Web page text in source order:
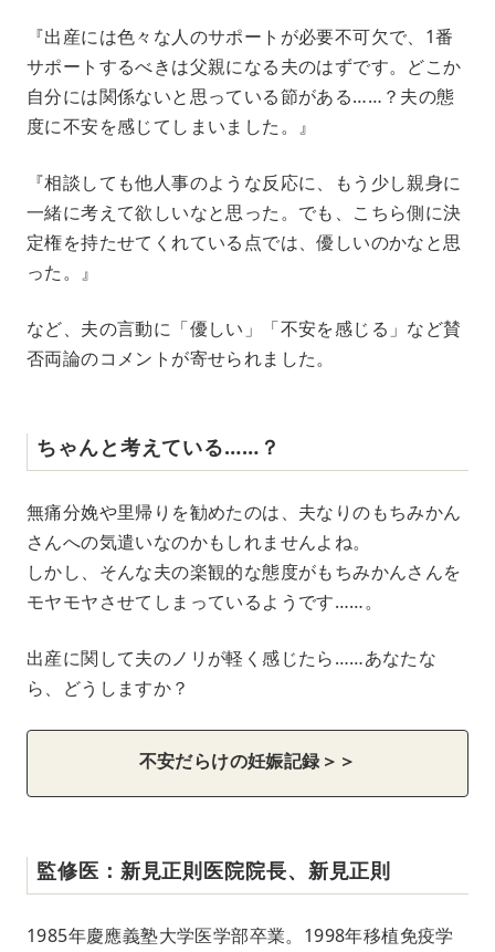
『出産には色々な人のサポートが必要不可欠で、1番
サポートするべきは父親になる夫のはずです。どこか
自分には関係ないと思っている節がある……？夫の態
度に不安を感じてしまいました。』
『相談しても他人事のような反応に、もう少し親身に
一緒に考えて欲しいなと思った。でも、こちら側に決
定権を持たせてくれている点では、優しいのかなと思
った。』
など、夫の言動に「優しい」「不安を感じる」など賛
否両論のコメントが寄せられました。
ちゃんと考えている……？
無痛分娩や里帰りを勧めたのは、夫なりのもちみかん
さんへの気遣いなのかもしれませんよね。
しかし、そんな夫の楽観的な態度がもちみかんさんを
モヤモヤさせてしまっているようです……。
出産に関して夫のノリが軽く感じたら……あなたな
ら、どうしますか？
不安だらけの妊娠記録＞＞
監修医：新見正則医院院長、新見正則
1985年慶應義塾大学医学部卒業。1998年移植免疫学